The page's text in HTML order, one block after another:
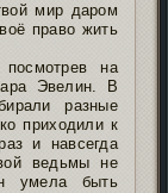
мир даром
право жить
на
Эвелин. В
разные
приходили к
и навсегда
ведьмы не
умела быть